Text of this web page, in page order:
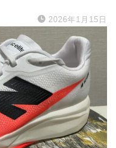
2026年1月15日